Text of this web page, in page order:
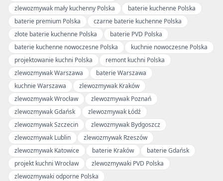
zlewozmywak mały kuchenny Polska
baterie kuchenne Polska
baterie premium Polska
czarne baterie kuchenne Polska
złote baterie kuchenne Polska
baterie PVD Polska
baterie kuchenne nowoczesne Polska
kuchnie nowoczesne Polska
projektowanie kuchni Polska
remont kuchni Polska
zlewozmywak Warszawa
baterie Warszawa
kuchnie Warszawa
zlewozmywak Kraków
zlewozmywak Wrocław
zlewozmywak Poznań
zlewozmywak Gdańsk
zlewozmywak Łódź
zlewozmywak Szczecin
zlewozmywak Bydgoszcz
zlewozmywak Lublin
zlewozmywak Rzeszów
zlewozmywak Katowice
baterie Kraków
baterie Gdańsk
projekt kuchni Wrocław
zlewozmywaki PVD Polska
zlewozmywaki odporne Polska